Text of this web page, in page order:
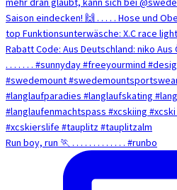
Run boy, run 🏃 . . . . . . . . . . . . . #runbo